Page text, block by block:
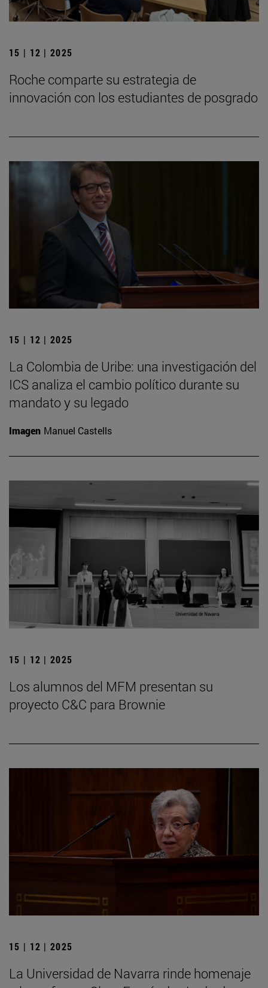
15 | 12 | 2025
Roche comparte su estrategia de
innovación con los estudiantes de posgrado
15 | 12 | 2025
La Colombia de Uribe: una investigación del
ICS analiza el cambio político durante su
mandato y su legado
Imagen Manuel Castells
15 | 12 | 2025
Los alumnos del MFM presentan su
proyecto C&C para Brownie
15 | 12 | 2025
La Universidad de Navarra rinde homenaje